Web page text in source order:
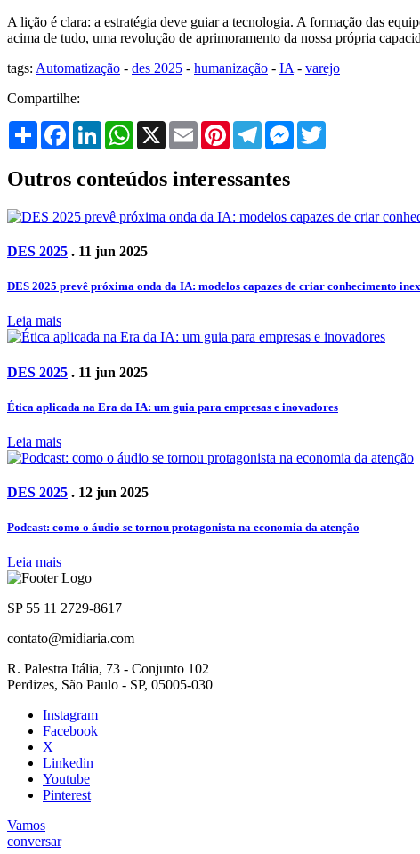
A lição é clara: a estratégia deve guiar a tecnologia. A formação das
acima de tudo, uma revolução de aprimoramento da nossa própria
tags: Automatização - des 2025 - humanização - IA - varejo
Compartilhe:
Share FacebookLinkedInWhatsApp
X Email PinterestTelegramMessenger
Outros conteúdos interessantes
DES 2025 . 11 jun 2025
DES 2025 prevê próxima onda da IA: modelos capazes de criar conhecimento
Leia mais
DES 2025 . 11 jun 2025
Ética aplicada na Era da IA: um guia para empresas e inovadores
Leia mais
DES 2025 . 12 jun 2025
Podcast: como o áudio se tornou protagonista na economia da atenção
Leia mais
SP 55 11 2729-8617
contato@midiaria.com
R. Palestra Itália, 73 - Conjunto 102
Perdizes, São Paulo - SP, 05005-030
Instagram
Facebook
X
Linkedin
Youtube
Pinterest
Vamos
conversar